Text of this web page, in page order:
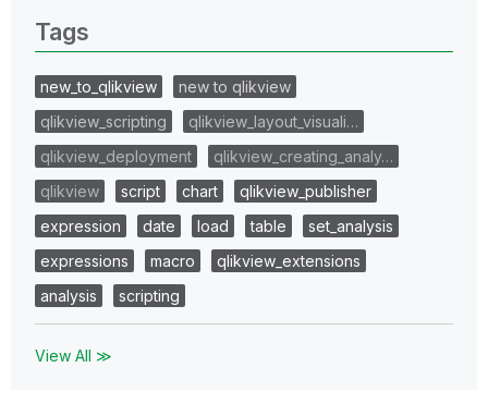
Tags
new_to_qlikview
new to qlikview
qlikview_scripting
qlikview_layout_visuali…
qlikview_deployment
qlikview_creating_analy…
qlikview
script chart
qlikview_publisher
expression
date load table
set_analysis
expressions
macro
qlikview_extensions
analysis
scripting
View All ≫